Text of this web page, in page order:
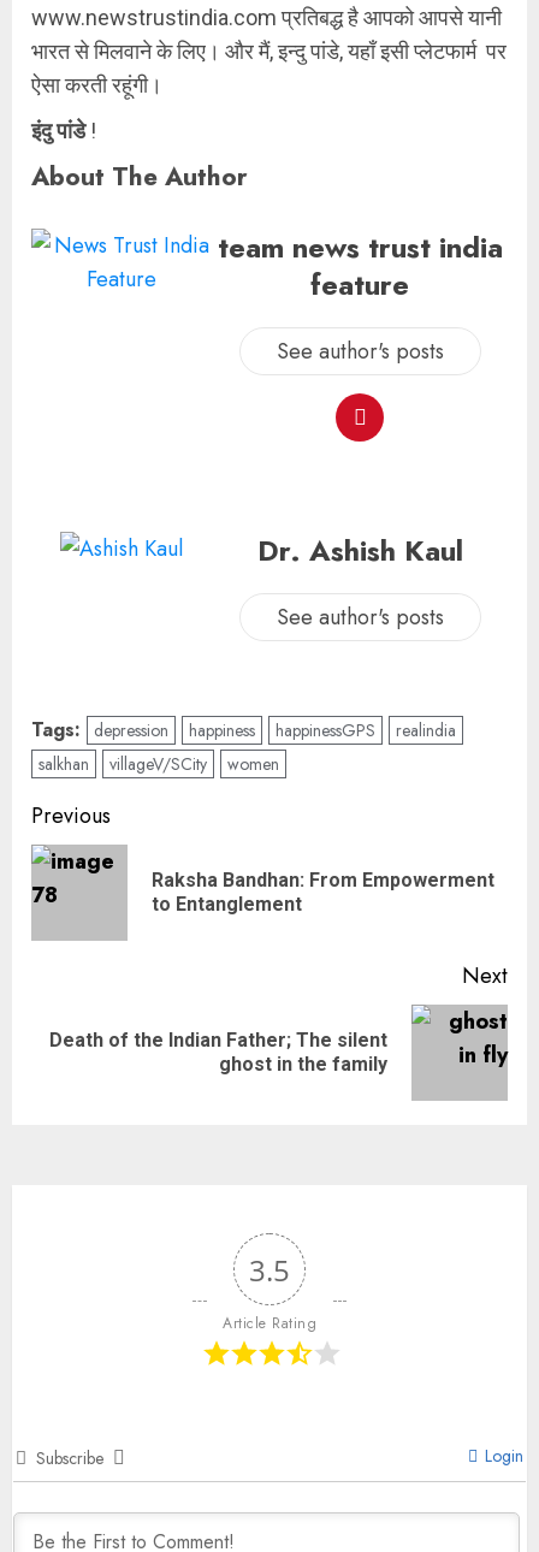
www.newstrustindia.com प्रतिबद्ध है आपको आपसे यानी
भारत से मिलवाने के लिए। और मैं, इन्दु पांडे, यहाँ इसी प्लेटफार्म पर
ऐसा करती रहूंगी।
इंदु पांडे!
About The Author
team news trust india
feature
See author's posts
Dr. Ashish Kaul
See author's posts
Tags: depression happiness happinessGPS
realindia
salkhan
villageV/SCity women
Previous
Raksha Bandhan: From Empowerment
to Entanglement
Next
Death of the Indian Father; The silent
ghost in the family
3.5
Article Rating
Subscribe Login